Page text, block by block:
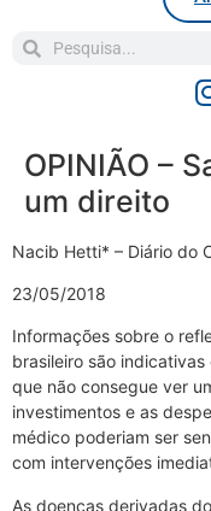
OPINIÃO –
um direito
Nacib Hetti* – Diário do
23/05/2018
Informações sobre o
brasileiro são
que não consegue ver
investimentos e as
médico poderiam ser
com intervenções
As doenças derivadas